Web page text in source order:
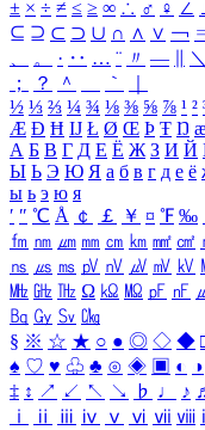
± × ÷ ≠ ≤ ≥ ∞ ∴ ♂ ♀ ∠
⊆ ⊇ ⊂ ⊃ ∪ ∩ ∧ ∨ ￢
、
。 · ‥ … ¨ 〃 ― ＼
；
？ ＾ ｀
½ ⅓ ⅔ ¼ ¾ ⅛ ⅜ ⅝ ⅞ ¹ ²
Æ Ð Ħ Ĳ Ł Ø Œ Þ Ŧ Ŋ æ
А Б В Г Д Е Ё Ж З И Й
Ы Ь Э Ю Я а б в г д е ё
ы ь э ю я
′ ″ ℃ Å ￠ ￡ ￥ ¤ ℉ ‰
㎙ ㎚ ㎛ ㎜ ㎝ ㎞ ㎟ ㎠
㎱ ㎲ ㎳ ㎴ ㎵ ㎶ ㎷ ㎸
㎒ ㎓ ㎔ Ω ㏀ ㏁ ㎊ ㎋
㏃ ㏉ ㏜ ㏆
§ ※ ☆ ★ ○ ● ◎ ◇ ◆
♠ ♡ ♥ ♧ ♣ ⊙ ◈ ▣ ◐ ◑
‡ ↕ ↗ ↙ ↖ ↘ ♭ ♩ ♪
ⅰ
ⅱ ⅲ ⅳ ⅴ ⅵ ⅶ ⅷ